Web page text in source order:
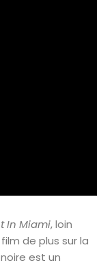
In Miami, loin
de plus sur la
est un